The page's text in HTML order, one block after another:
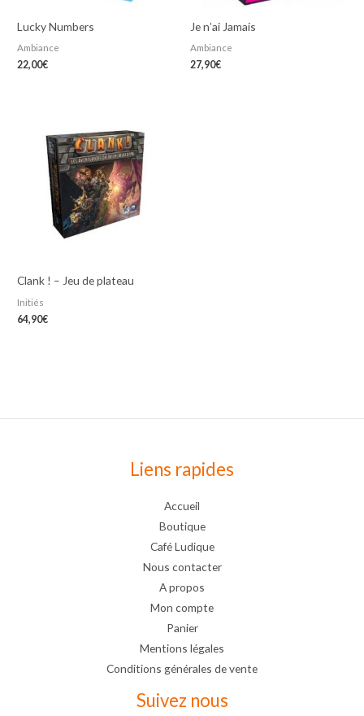
Lucky Numbers
Ambiance
22,00€
Je n’ai Jamais
Ambiance
27,90€
Clank ! – Jeu de plateau
Initiés
64,90€
Liens rapides
Accueil
Boutique
Café Ludique
Nous contacter
A propos
Mon compte
Panier
Mentions légales
Conditions générales de vente
Suivez nous